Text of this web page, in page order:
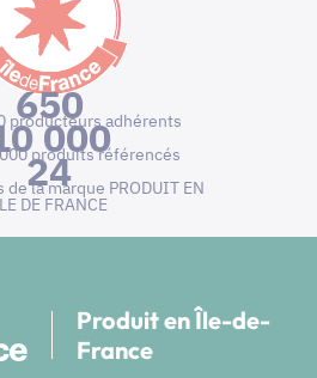
650
producteurs adhérents
000
produits référencés
24
la marque PRODUIT EN
DE FRANCE
Produit en Île-de-
France